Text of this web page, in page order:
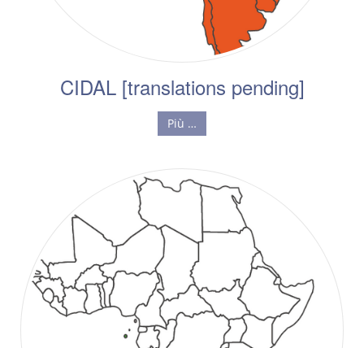
CIDAL [translations pending]
Più …